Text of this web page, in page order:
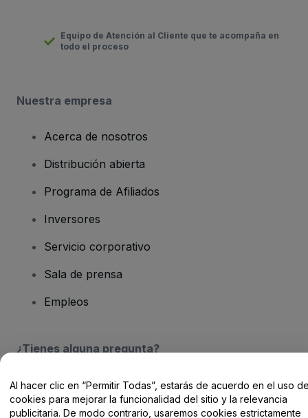
Equipo de Atención al Cliente que te acompaña en
todo el proceso
Nuestra empresa
Acerca de nosotros
Distribución abierta
Programa de Afiliados
Inversores
Servicio corporativo
Sala de prensa
Empleos
¿Tienes alguna pregunta?
Centro de Ayuda / Contacto
Al hacer clic en “Permitir Todas”, estarás de acuerdo en el uso
cookies para mejorar la funcionalidad del sitio y la relevancia
publicitaria. De modo contrario, usaremos cookies estrictamente